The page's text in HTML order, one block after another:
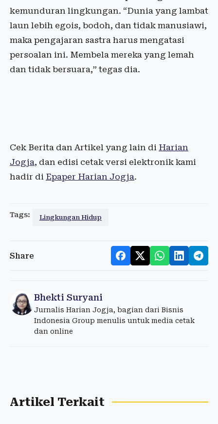
kemunduran lingkungan. “Dunia yang lambat
laun lebih egois, bodoh, dan tidak manusiawi,
maka pengajaran sastra harus mengatasi
persoalan ini. Membela mereka yang lemah
dan tidak bersuara,” tegas dia.
Cek Berita dan Artikel yang lain di Harian
Jogja, dan edisi cetak versi elektronik kami
hadir di Epaper Harian Jogja.
Tags: Lingkungan Hidup
Share
Bhekti Suryani
Jurnalis Harian Jogja, bagian dari Bisnis
Indonesia Group menulis untuk media cetak
dan online
Artikel Terkait